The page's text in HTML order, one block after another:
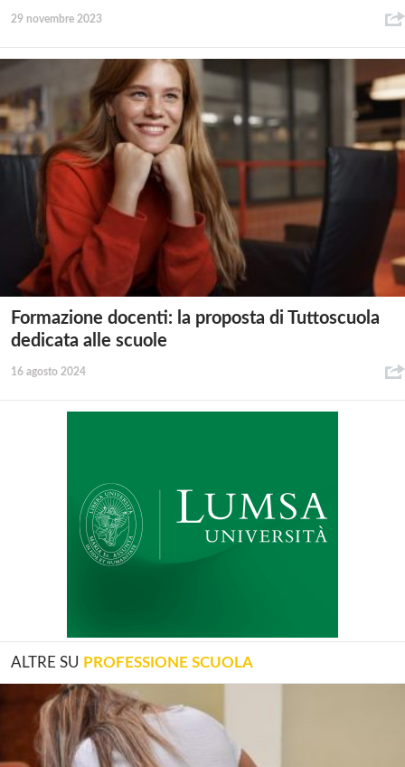
29 novembre 2023
Formazione docenti: la proposta di Tuttoscuola
dedicata alle scuole
16 agosto 2024
ALTRE SU PROFESSIONE SCUOLA